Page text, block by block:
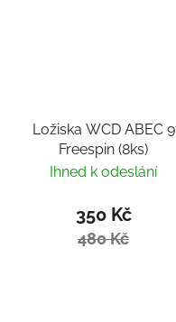
Ložiska WCD ABEC 9
Freespin (8ks)
Ihned k odeslání
350 Kč
480 Kč